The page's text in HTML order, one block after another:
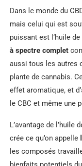
Dans le monde du
mais celui qui est
puissant est l’huile
à spectre complet
aussi tous les autres
plante de cannabis.
effet aromatique, et
le CBC et même une
L’avantage de l’huile
crée ce qu’on appelle
les composés